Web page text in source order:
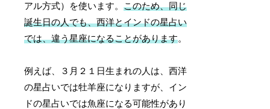
アル方式）を使います。このため、同じ
誕生日の人でも、西洋とインドの星占い
では、違う星座になることがあります。
例えば、３月２１日生まれの人は、西洋
の星占いでは牡羊座になりますが、イン
ドの星占いでは魚座になる可能性があり